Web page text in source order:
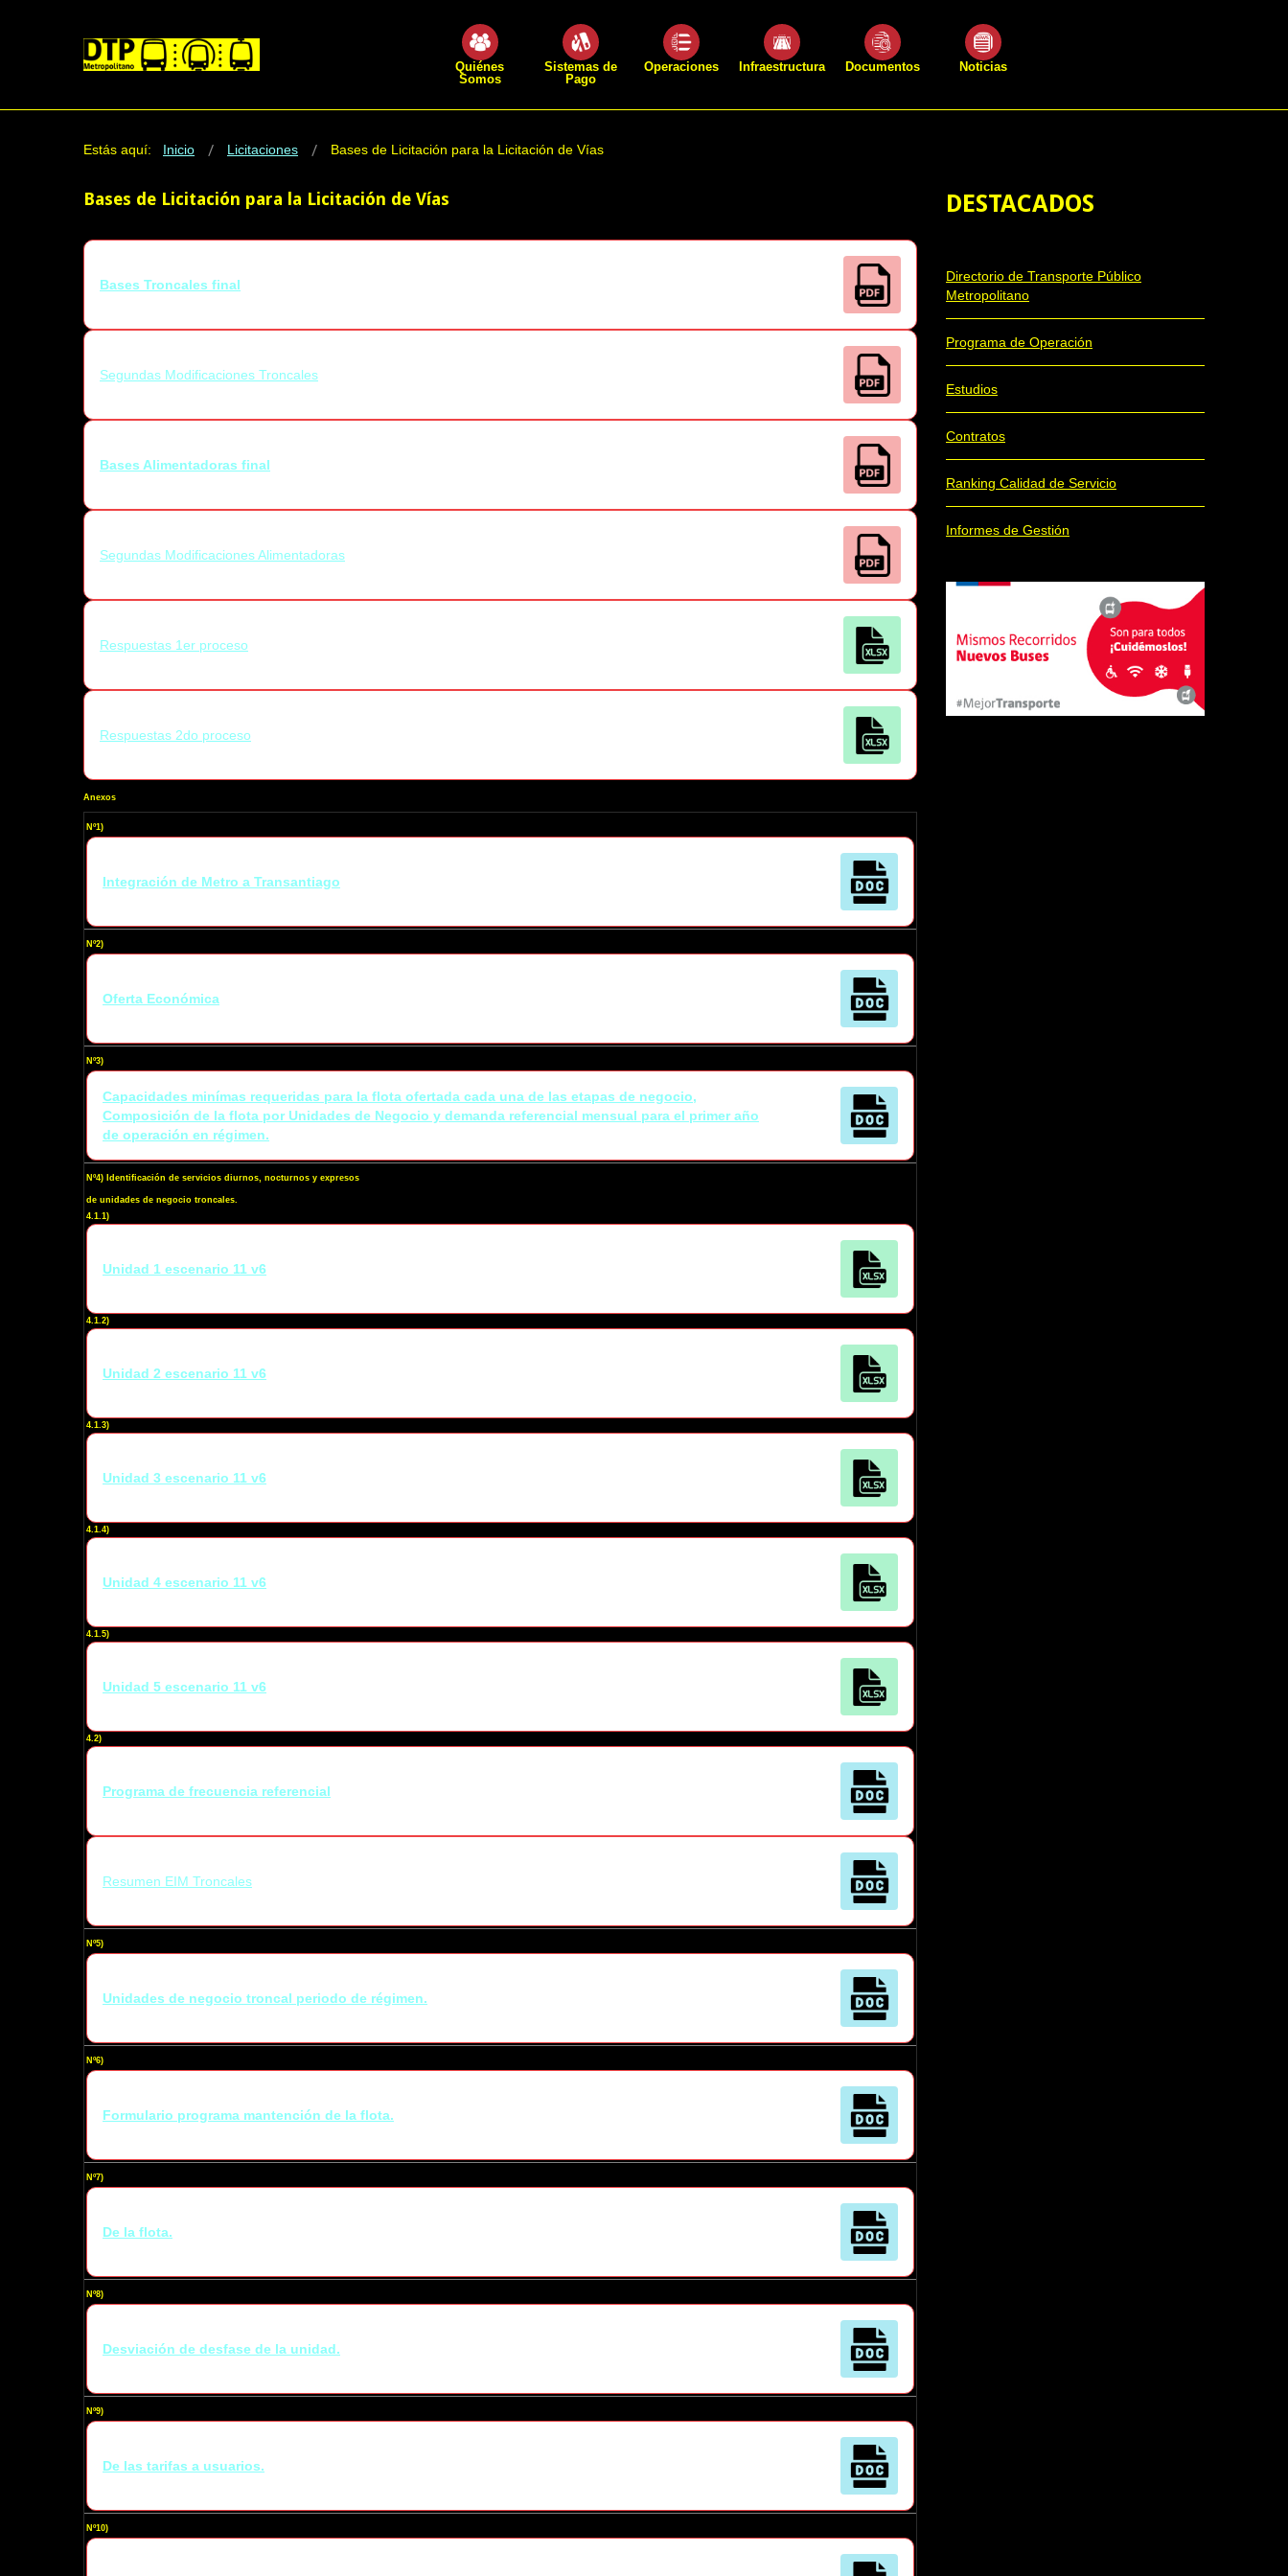
Quiénes
Somos
Sistemas de
Pago
Operaciones Infraestructura Documentos Noticias
Estás aquí: Inicio Licitaciones Bases de Licitación para la Licitación de Vías
Bases de Licitación para la Licitación de Vías
Bases Troncales final
Segundas Modificaciones Troncales
Bases Alimentadoras final
Segundas Modificaciones Alimentadoras
Respuestas 1er proceso
Respuestas 2do proceso
Anexos
Nº1)
Integración de Metro a Transantiago
Nº2)
Oferta Económica
Nº3)
Capacidades minímas requeridas para la flota ofertada cada una de las etapas de negocio,
Composición de la flota por Unidades de Negocio y demanda referencial mensual para el primer año
de operación en régimen.
Nº4) Identificación de servicios diurnos, nocturnos y expresos
de unidades de negocio troncales.
4.1.1)
Unidad 1 escenario 11 v6
4.1.2)
Unidad 2 escenario 11 v6
4.1.3)
Unidad 3 escenario 11 v6
4.1.4)
Unidad 4 escenario 11 v6
4.1.5)
Unidad 5 escenario 11 v6
4.2)
Programa de frecuencia referencial
Resumen EIM Troncales
Nº5)
Unidades de negocio troncal periodo de régimen.
Nº6)
Formulario programa mantención de la flota.
Nº7)
De la flota.
Nº8)
Desviación de desfase de la unidad.
Nº9)
De las tarifas a usuarios.
Nº10)
DESTACADOS
Directorio de Transporte Público
Metropolitano
Programa de Operación
Estudios
Contratos
Ranking Calidad de Servicio
Informes de Gestión